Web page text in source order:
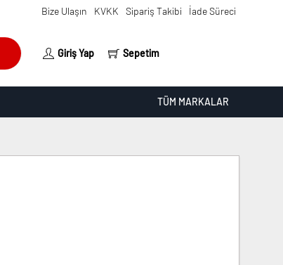
Bize Ulaşın KVKK Sipariş Takibi İade Süreci
Giriş Yap Sepetim
TÜM MARKALAR